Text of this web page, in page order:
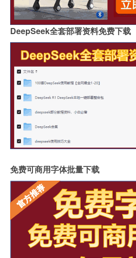
DeepSeek全套部署资料免费下载
免费可商用字体批量下载